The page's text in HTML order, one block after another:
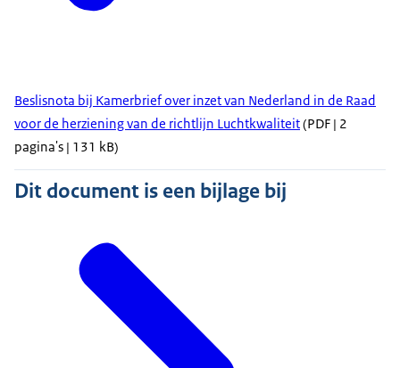
Beslisnota bij Kamerbrief over inzet van Nederland in de Raad
voor de herziening van de richtlijn Luchtkwaliteit(PDF | 2
pagina's | 131 kB)
Dit document is een bijlage bij